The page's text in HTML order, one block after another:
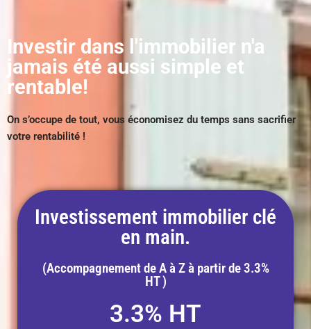
Investir dans l'immobilier n'a
jamais été aussi simple et
rentable!
On s’occupe de tout, vous économisez du temps sans sacrifier
votre rentabilité !
Investissement immobilier clé
en main.
(Accompagnement de A à Z à partir de 3.3%
HT )
3.3% HT